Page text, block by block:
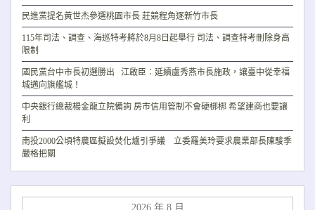
民進黨提名黃世杰參選桃園市長 莊競程角逐新竹市長
115年司法、調查、海巡特考將於8月8日起舉行 司法、調查特考刪除身高
限制
國民黨台中市長初選勝出 江啟臣：延續盧秀燕市長施政，讓臺中從幸福
城邁向旗艦城！
中央銀行總裁楊金龍立院備詢 房市信用管制不會硬梆梆 希望建商也要讓
利
南投2000公頃特農區擬設焚化爐引爭議 立委羅美玲要求農業部長陳駿季
嚴格把關
2026 年 8 月